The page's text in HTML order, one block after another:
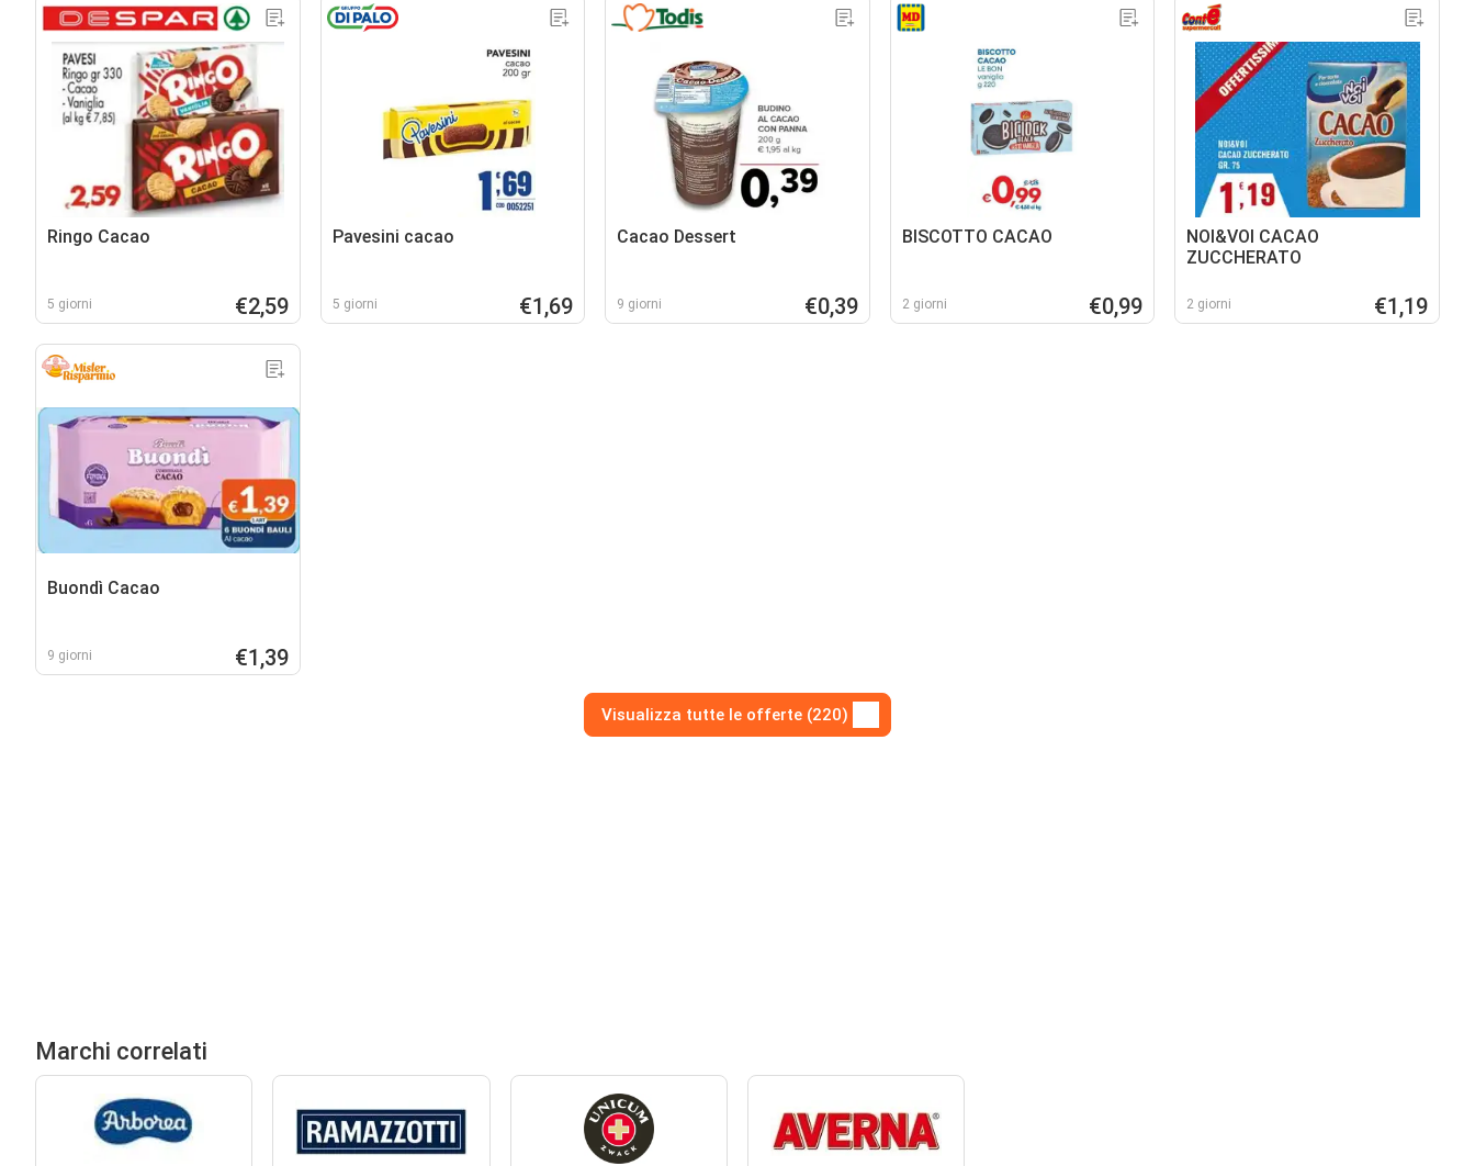
Ringo Cacao
5 giorni €2,59
Pavesini cacao
5 giorni €1,69
Cacao Dessert
9 giorni €0,39
BISCOTTO CACAO
2 giorni €0,99
NOI&VOI CACAO
ZUCCHERATO
2 giorni €1,19
Buondì Cacao
9 giorni €1,39
Visualizza tutte le offerte (220)
Marchi correlati